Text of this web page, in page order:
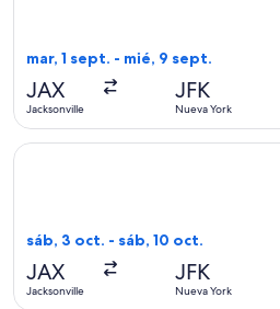
mar, 1 sept. - mié, 9 sept.
JAX
Jacksonville
JFK
Nueva York
sáb, 3 oct. - sáb, 10 oct.
JAX
Jacksonville
JFK
Nueva York
Seleccionar vuelo de Delta, con